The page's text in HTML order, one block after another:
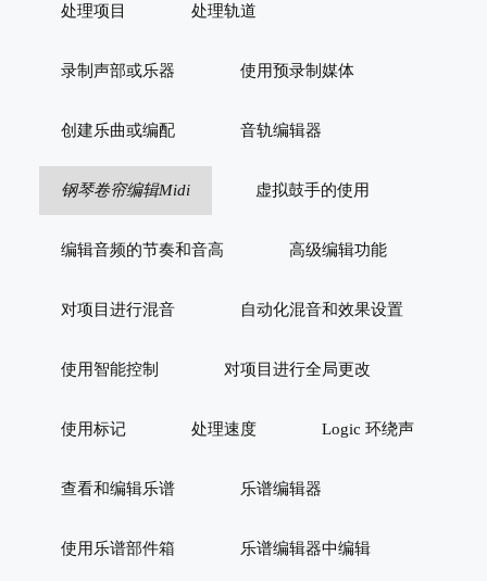
处理项目 处理轨道
录制声部或乐器 使用预录制媒体
创建乐曲或编配 音轨编辑器
钢琴卷帘编辑Midi 虚拟鼓手的使用
编辑音频的节奏和音高 高级编辑功能
对项目进行混音 自动化混音和效果设置
使用智能控制 对项目进行全局更改
使用标记 处理速度 Logic 环绕声
查看和编辑乐谱 乐谱编辑器
使用乐谱部件箱 乐谱编辑器中编辑